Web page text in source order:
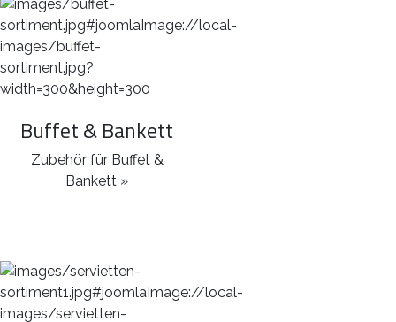
Buffet & Bankett
Zubehör für Buffet &
Bankett »